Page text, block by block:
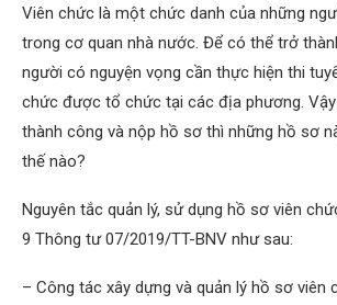
Viên chức là một chức danh của những
trong cơ quan nhà nước. Để có thể trở
người có nguyện vọng cần thực hiện thi
chức được tổ chức tại các địa phương.
thành công và nộp hồ sơ thì những hồ sơ
thế nào?
Nguyên tắc quản lý, sử dụng hồ sơ viên
9 Thông tư 07/2019/TT-BNV như sau:
– Công tác xây dựng và quản lý hồ sơ